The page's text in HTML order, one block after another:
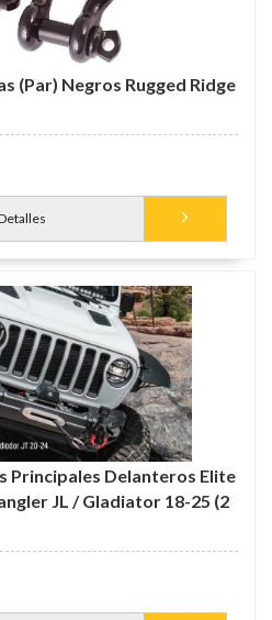
(Par) Negros Rugged Ridge
Principales Delanteros Elite
JL / Gladiator 18-25 (2